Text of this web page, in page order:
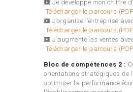
Je développe mon chiffre
Télécharger le parcours
J’organise l’entreprise
Télécharger le parcours
J’augmente les ventes
Télécharger le parcours
Bloc de compétences 2 :
orientations stratégiques de
optimiser la performance